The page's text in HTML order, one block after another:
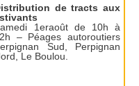
de tracts aux
1eraoût de 10h à
– Péages autoroutiers
Sud, Perpignan
Le Boulou.